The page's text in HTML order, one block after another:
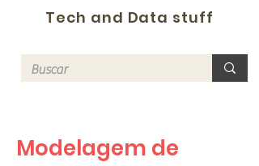
Tech and Data stuff
Modelagem de